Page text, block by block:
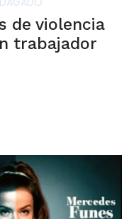
de violencia
trabajador